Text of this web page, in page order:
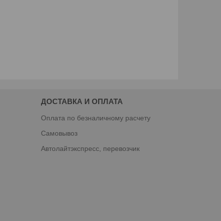
ДОСТАВКА И ОПЛАТА
Оплата по безналичному расчету
Самовывоз
Автолайтэкспресс, перевозчик